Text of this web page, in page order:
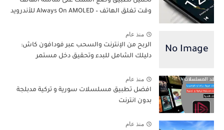
وقت تغلق الهاتف – Always On AMOLED للأندرويد
منذ عام
الربح من الإنترنت والسحب عبر فودافون كاش:
دليلك الشامل للبدء وتحقيق دخل مستمر
منذ عام
افضل تطبيق مسلسلات سورية و تركية مدبلجة
بدون انترنت
منذ عام